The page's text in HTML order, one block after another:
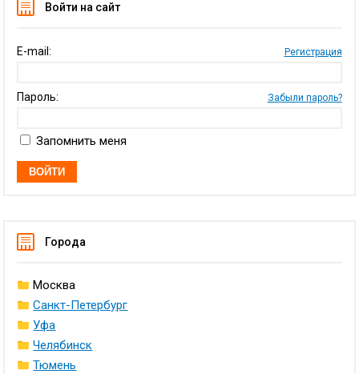
Войти на сайт
E-mail: Регистрация
Пароль: Забыли пароль?
Запомнить меня
Города
Москва
Санкт-Петербург
Уфа
Челябинск
Тюмень